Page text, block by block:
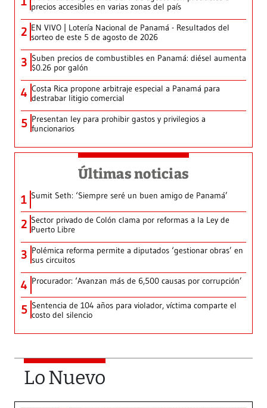
precios accesibles en varias zonas del país
2 EN VIVO | Lotería Nacional de Panamá - Resultados del
sorteo de este 5 de agosto de 2026
3 Suben precios de combustibles en Panamá: diésel aumenta
$0.26 por galón
4 Costa Rica propone arbitraje especial a Panamá para
destrabar litigio comercial
5 Presentan ley para prohibir gastos y privilegios a
funcionarios
Últimas noticias
1 Sumit Seth: ‘Siempre seré un buen amigo de Panamá’
2 Sector privado de Colón clama por reformas a la Ley de
Puerto Libre
3 Polémica reforma permite a diputados ‘gestionar obras’ en
sus circuitos
4 Procurador: ‘Avanzan más de 6,500 causas por corrupción’
5 Sentencia de 104 años para violador, víctima comparte el
costo del silencio
Lo Nuevo